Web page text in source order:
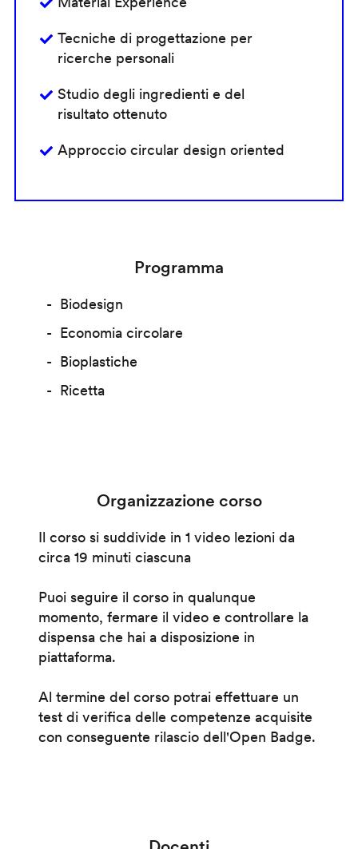
Tecniche di progettazione per
ricerche personali
Studio degli ingredienti e del
risultato ottenuto
Approccio circular design oriented
Programma
Biodesign
Economia circolare
Bioplastiche
Ricetta
Organizzazione corso
Il corso si suddivide in 1 video lezioni da
circa 19 minuti ciascuna
Puoi seguire il corso in qualunque
momento, fermare il video e controllare la
dispensa che hai a disposizione in
piattaforma.
Al termine del corso potrai effettuare un
test di verifica delle competenze acquisite
con conseguente rilascio dell'Open Badge.